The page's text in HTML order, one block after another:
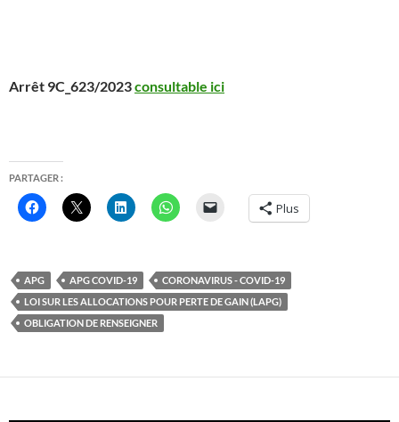
Arrêt 9C_623/2023consultable ici
PARTAGER :
Plus
APG APG COVID-19
CORONAVIRUS - COVID-19
LOI SUR LES ALLOCATIONS POUR PERTE DE GAIN (LAPG)
OBLIGATION DE RENSEIGNER